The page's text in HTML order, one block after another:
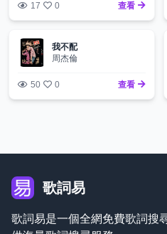
17 0 查看
我不配
周杰倫
50 0 查看
歌詞易
歌詞易是一個全網免費歌詞搜